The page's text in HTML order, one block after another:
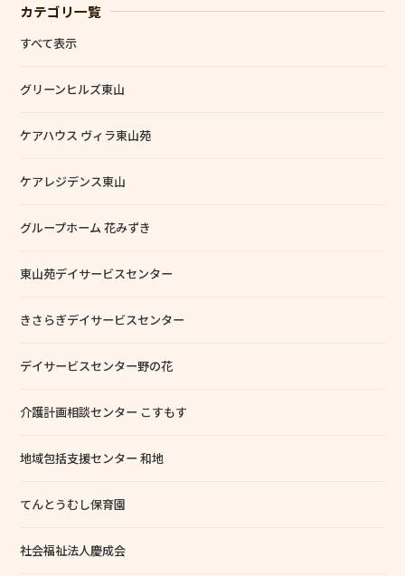
カテゴリ一覧
すべて表示
グリーンヒルズ東山
ケアハウス ヴィラ東山苑
ケアレジデンス東山
グループホーム 花みずき
東山苑デイサービスセンター
きさらぎデイサービスセンター
デイサービスセンター野の花
介護計画相談センター こすもす
地域包括支援センター 和地
てんとうむし保育園
社会福祉法人慶成会